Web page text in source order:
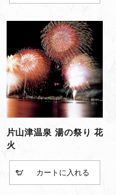
片山津温泉 湯の祭り 花
火
カート